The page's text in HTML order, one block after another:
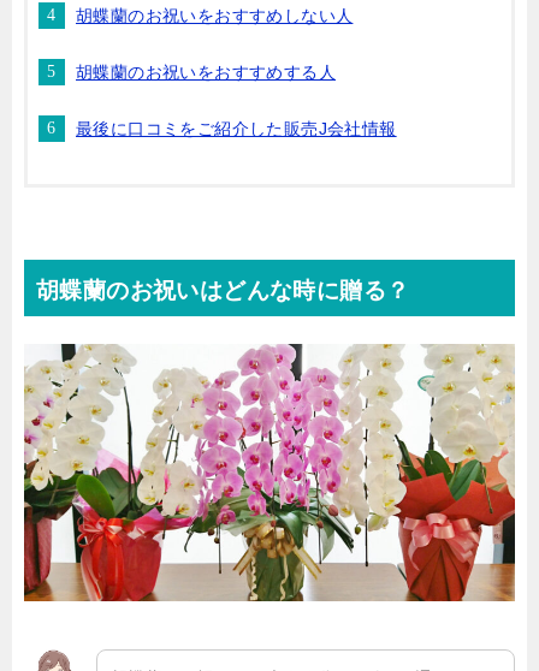
胡蝶蘭のお祝いをおすすめしない人
胡蝶蘭のお祝いをおすすめする人
最後に口コミをご紹介した販売J会社情報
胡蝶蘭のお祝いはどんな時に贈る？